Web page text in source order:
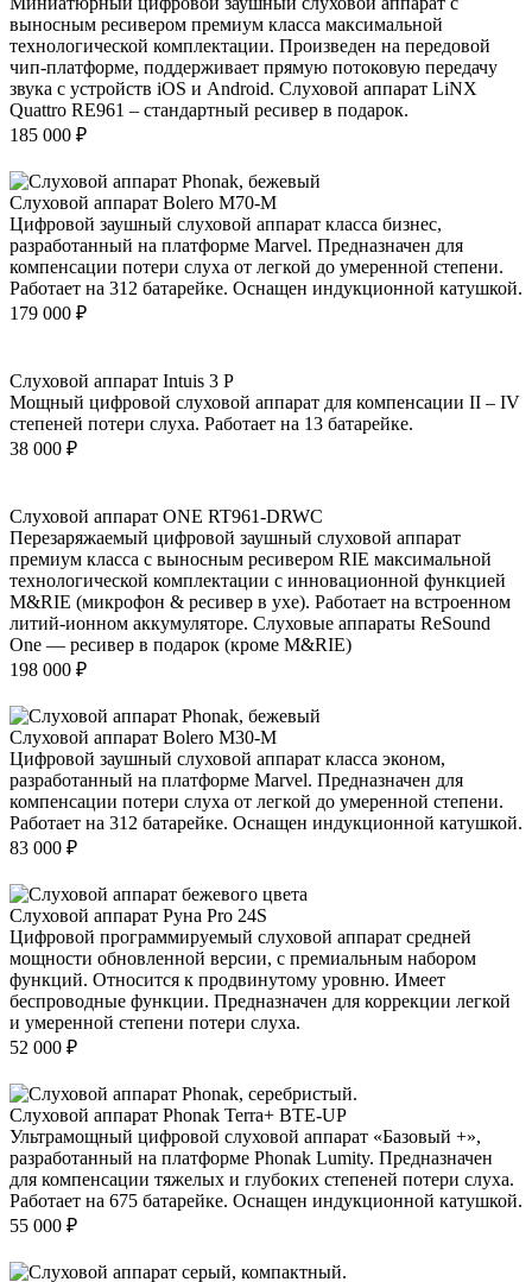
выносным ресивером премиум класса максимальной
технологической комплектации. Произведен на передовой
чип-платформе, поддерживает прямую потоковую передачу
звука с устройств iOS и Android. Слуховой аппарат LiNX
Quattro RE961 – стандартный ресивер в подарок.
185 000 ₽
Слуховой аппарат Bolero M70-M
Цифровой заушный слуховой аппарат класса бизнес,
разработанный на платформе Marvel. Предназначен для
компенсации потери слуха от легкой до умеренной степени.
Работает на 312 батарейке. Оснащен индукционной катушкой.
179 000 ₽
Слуховой аппарат Intuis 3 P
Мощный цифровой слуховой аппарат для компенсации II – IV
степеней потери слуха. Работает на 13 батарейке.
38 000 ₽
Слуховой аппарат ONE RT961-DRWC
Перезаряжаемый цифровой заушный слуховой аппарат
премиум класса с выносным ресивером RIE максимальной
технологической комплектации с инновационной функцией
M&RIE (микрофон & ресивер в ухе). Работает на встроенном
литий-ионном аккумуляторе. Слуховые аппараты ReSound
One — ресивер в подарок (кроме M&RIE)
198 000 ₽
Слуховой аппарат Bolero M30-M
Цифровой заушный слуховой аппарат класса эконом,
разработанный на платформе Marvel. Предназначен для
компенсации потери слуха от легкой до умеренной степени.
Работает на 312 батарейке. Оснащен индукционной катушкой.
83 000 ₽
Слуховой аппарат Руна Pro 24S
Цифровой программируемый слуховой аппарат средней
мощности обновленной версии, с премиальным набором
функций. Относится к продвинутому уровню. Имеет
беспроводные функции. Предназначен для коррекции легкой
и умеренной степени потери слуха.
52 000 ₽
Слуховой аппарат Phonak Terra+ BTE-UP
Ультрамощный цифровой слуховой аппарат «Базовый +»,
разработанный на платформе Phonak Lumity. Предназначен
для компенсации тяжелых и глубоких степеней потери слуха.
Работает на 675 батарейке. Оснащен индукционной катушкой.
55 000 ₽